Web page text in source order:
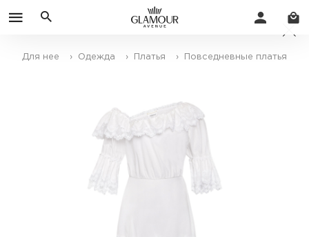
Для нее › Одежда › Платья › Повседневные платья